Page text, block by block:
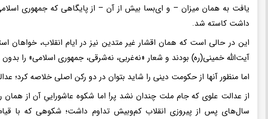
یافت به همان میزان – و ای‌بسا بیش از آن – از پایگاهی که جمهوری
داشت کاسته شد.
این در حالی است که همان اقشار غیر متدین نیز در ایام انقلاب، خواهان
آیت‌الله خمینی(ره) بودند و شعار «نه‌غربی، نه‌شرقی، جمهوری اسلامی» را
اما منظور آنها از حکومت دینی را شاید بتوان در دو رکن اصلی خلاصه کرد؛
از عدالت علوی که جام ملت چندان نشد پر! اما شکوه عاشوراییِ آن از
سال‌های پس از پیروزی انقلاب کم‌وبیش تداوم داشت؛ شکوهی که با